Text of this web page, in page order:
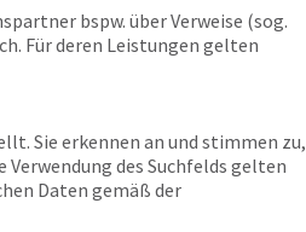
bspw. über Verweise (sog.
Für deren Leistungen gelten
Sie erkennen an und stimmen zu,
des Suchfelds gelten
Daten gemäß der